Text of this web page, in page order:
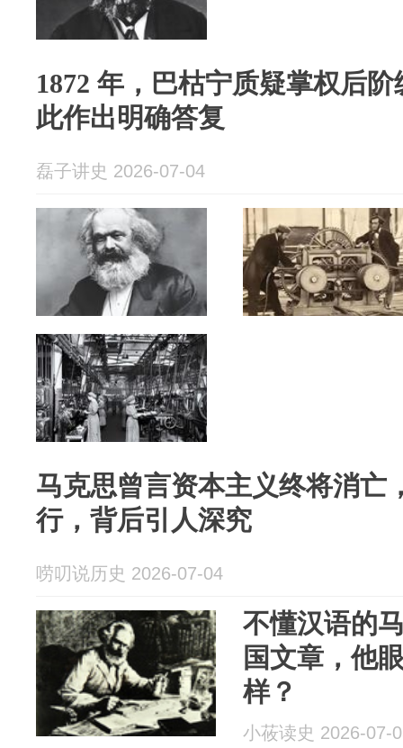
1872 年，巴枯宁质疑掌权后
此作出明确答复
磊子讲史 2026-07-04
马克思曾言资本主义终将消亡
行，背后引人深究
唠叨说历史 2026-07-04
不懂汉语的
国文章，他
样？
小莜读史 2026-07-